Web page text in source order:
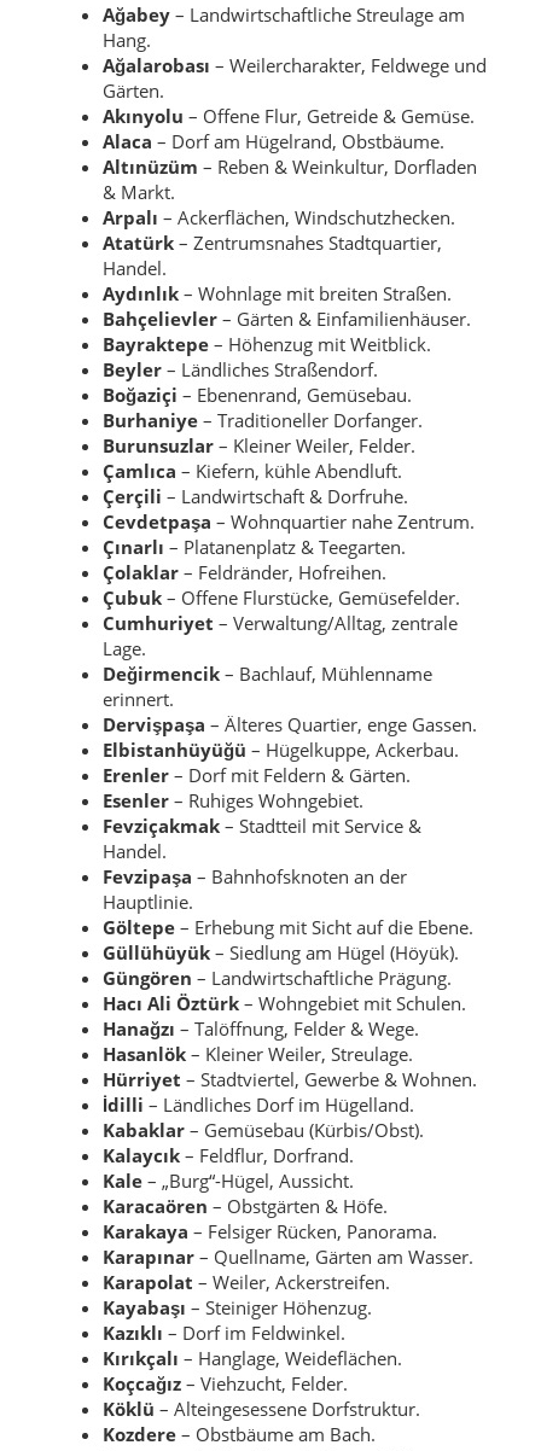
Ağabey – Landwirtschaftliche Streulage am
Hang.
Ağalarobası – Weilercharakter, Feldwege und
Gärten.
Akınyolu – Offene Flur, Getreide & Gemüse.
Alaca – Dorf am Hügelrand, Obstbäume.
Altınüzüm – Reben & Weinkultur, Dorfladen
& Markt.
Arpalı – Ackerflächen, Windschutzhecken.
Atatürk – Zentrumsnahes Stadtquartier,
Handel.
Aydınlık – Wohnlage mit breiten Straßen.
Bahçelievler – Gärten & Einfamilienhäuser.
Bayraktepe – Höhenzug mit Weitblick.
Beyler – Ländliches Straßendorf.
Boğaziçi – Ebenenrand, Gemüsebau.
Burhaniye – Traditioneller Dorfanger.
Burunsuzlar – Kleiner Weiler, Felder.
Çamlıca – Kiefern, kühle Abendluft.
Çerçili – Landwirtschaft & Dorfruhe.
Cevdetpaşa – Wohnquartier nahe Zentrum.
Çınarlı – Platanenplatz & Teegarten.
Çolaklar – Feldränder, Hofreihen.
Çubuk – Offene Flurstücke, Gemüsefelder.
Cumhuriyet – Verwaltung/Alltag, zentrale
Lage.
Değirmencik – Bachlauf, Mühlenname
erinnert.
Dervişpaşa – Älteres Quartier, enge Gassen.
Elbistanhüyüğü – Hügelkuppe, Ackerbau.
Erenler – Dorf mit Feldern & Gärten.
Esenler – Ruhiges Wohngebiet.
Fevziçakmak – Stadtteil mit Service &
Handel.
Fevzipaşa – Bahnhofsknoten an der
Hauptlinie.
Göltepe – Erhebung mit Sicht auf die Ebene.
Güllühüyük – Siedlung am Hügel (Höyük).
Güngören – Landwirtschaftliche Prägung.
Hacı Ali Öztürk – Wohngebiet mit Schulen.
Hanağzı – Talöffnung, Felder & Wege.
Hasanlök – Kleiner Weiler, Streulage.
Hürriyet – Stadtviertel, Gewerbe & Wohnen.
İdilli – Ländliches Dorf im Hügelland.
Kabaklar – Gemüsebau (Kürbis/Obst).
Kalaycık – Feldflur, Dorfrand.
Kale – „Burg“-Hügel, Aussicht.
Karacaören – Obstgärten & Höfe.
Karakaya – Felsiger Rücken, Panorama.
Karapınar – Quellname, Gärten am Wasser.
Karapolat – Weiler, Ackerstreifen.
Kayabaşı – Steiniger Höhenzug.
Kazıklı – Dorf im Feldwinkel.
Kırıkçalı – Hanglage, Weideflächen.
Koçcağız – Viehzucht, Felder.
Köklü – Alteingesessene Dorfstruktur.
Kozdere – Obstbäume am Bach.